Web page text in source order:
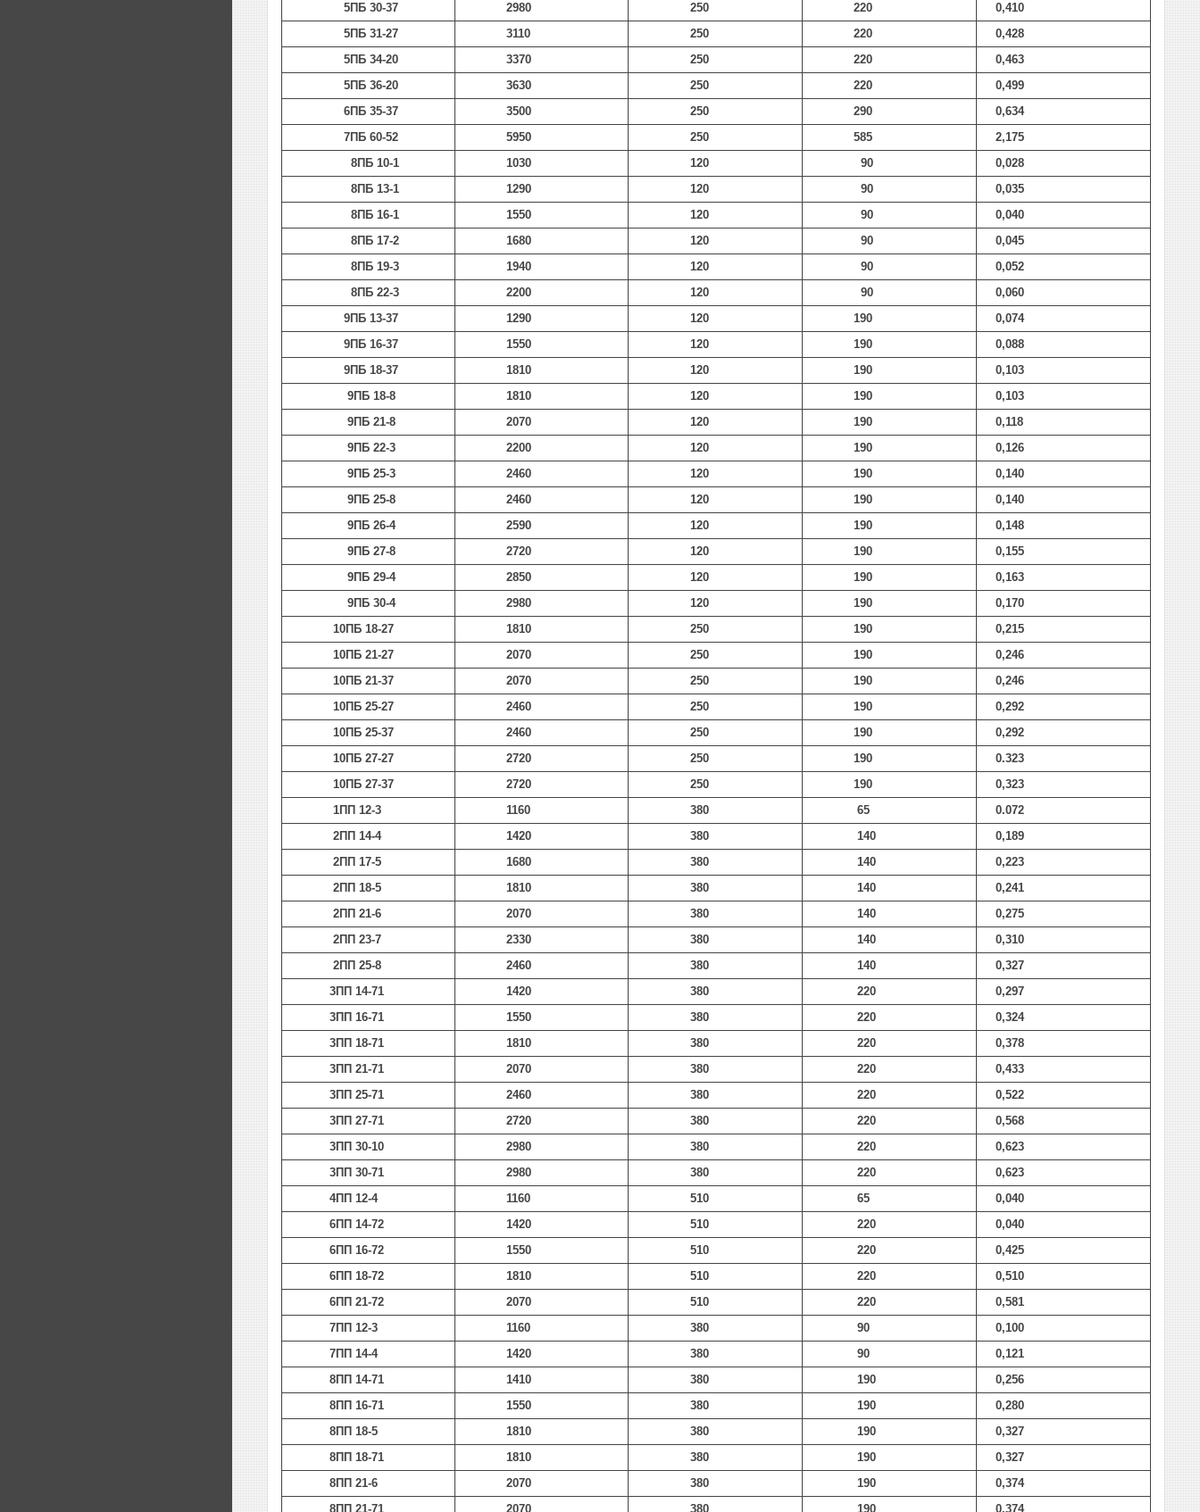
5ПБ 30-37
2980 250 220
0,410
5ПБ 31-27
3110 250 220
0,428
5ПБ 34-20
3370 250 220
0,463
5ПБ 36-20
3630 250 220
0,499
6ПБ 35-37
3500 250 290
0,634
7ПБ 60-52
5950 250 585
2,175
8ПБ 10-1
1030 120 90
0,028
8ПБ 13-1
1290 120 90
0,035
8ПБ 16-1
1550 120 90
0,040
8ПБ 17-2
1680 120 90
0,045
8ПБ 19-3
1940 120 90
0,052
8ПБ 22-3
2200 120 90
0,060
9ПБ 13-37
1290 120 190
0,074
9ПБ 16-37
1550 120 190
0,088
9ПБ 18-37
1810 120 190
0,103
9ПБ 18-8
1810 120 190
0,103
9ПБ 21-8
2070 120 190
0,118
9ПБ 22-3
2200 120 190
0,126
9ПБ 25-3
2460 120 190
0,140
9ПБ 25-8
2460 120 190
0,140
9ПБ 26-4
2590 120 190
0,148
9ПБ 27-8
2720 120 190
0,155
9ПБ 29-4
2850 120 190
0,163
9ПБ 30-4
2980 120 190
0,170
10ПБ 18-27
1810 250 190
0,215
10ПБ 21-27
2070 250 190
0,246
10ПБ 21-37
2070 250 190
0,246
10ПБ 25-27
2460 250 190
0,292
10ПБ 25-37
2460 250 190
0,292
10ПБ 27-27
2720 250 190
0.323
10ПБ 27-37
2720 250 190
0,323
1ПП 12-3
1160 380 65
0.072
2ПП 14-4
1420 380 140
0,189
2ПП 17-5
1680 380 140
0,223
2ПП 18-5
1810 380 140
0,241
2ПП 21-6
2070 380 140
0,275
2ПП 23-7
2330 380 140
0,310
2ПП 25-8
2460 380 140
0,327
3ПП 14-71
1420 380 220
0,297
3ПП 16-71
1550 380 220
0,324
3ПП 18-71
1810 380 220
0,378
3ПП 21-71
2070 380 220
0,433
3ПП 25-71
2460 380 220
0,522
3ПП 27-71
2720 380 220
0,568
3ПП 30-10
2980 380 220
0,623
3ПП 30-71
2980 380 220
0,623
4ПП 12-4
1160 510 65
0,040
6ПП 14-72
1420 510 220
0,040
6ПП 16-72
1550 510 220
0,425
6ПП 18-72
1810 510 220
0,510
6ПП 21-72
2070 510 220
0,581
7ПП 12-3
1160 380 90
0,100
7ПП 14-4
1420 380 90
0,121
8ПП 14-71
1410 380 190
0,256
8ПП 16-71
1550 380 190
0,280
8ПП 18-5
1810 380 190
0,327
8ПП 18-71
1810 380 190
0,327
8ПП 21-6
2070 380 190
0,374
8ПП 21-71
2070 380 190 0,374